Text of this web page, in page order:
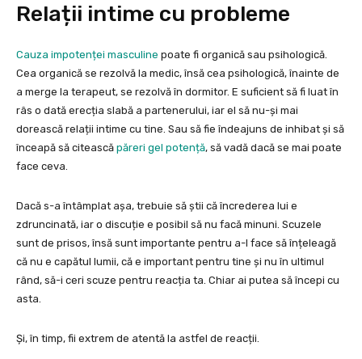
Relații intime cu probleme
Cauza impotenței masculine poate fi organică sau psihologică.
Cea organică se rezolvă la medic, însă cea psihologică, înainte de
a merge la terapeut, se rezolvă în dormitor. E suficient să fi luat în
râs o dată erecția slabă a partenerului, iar el să nu-și mai
dorească relații intime cu tine. Sau să fie îndeajuns de inhibat și să
înceapă să citească păreri gel potență, să vadă dacă se mai poate
face ceva.
Dacă s-a întâmplat așa, trebuie să știi că încrederea lui e
zdruncinată, iar o discuție e posibil să nu facă minuni. Scuzele
sunt de prisos, însă sunt importante pentru a-l face să înțeleagă
că nu e capătul lumii, că e important pentru tine și nu în ultimul
rând, să-i ceri scuze pentru reacția ta. Chiar ai putea să începi cu
asta.
Și, în timp, fii extrem de atentă la astfel de reacții.